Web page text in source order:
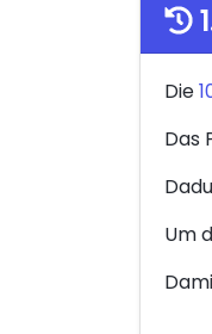
Die
Das
Um